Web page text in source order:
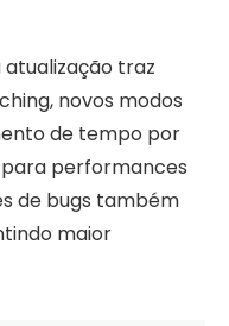
atualização traz
novos modos
de tempo por
performances
de bugs também
maior